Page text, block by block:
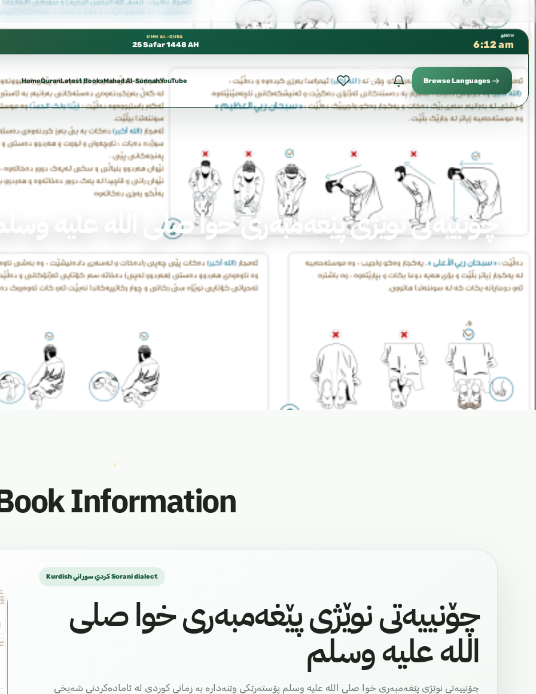
UMM AL-QURA
25 Safar 1448 AH
NOW
6:12 am
HomeQuranLatest BooksMahad Al-SunnahYouTube Browse Languages
چۆنییەتی نوێژی پێغەمبەری خوا صلی الله علیه
Information
Kurdish كردي سوراني Sorani dialect
چۆنییەتی نوێژی پێغەمبەری خوا صلی
الله علیه وسلم
چۆنییەتی نوێژی پێغەمبەری خوا صلی الله علیه وسلم پۆستەرێکی وێنەدارە بە زمانی کوردی له ئامادەکردنی شەیخی